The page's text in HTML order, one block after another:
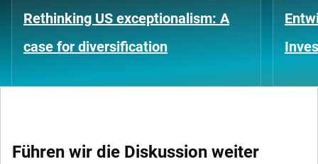
Rethinking US exceptionalism: A
case for diversification
Führen wir die Diskussion weiter